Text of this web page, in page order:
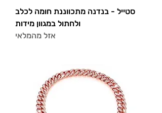
סטייל - בנדנה מתכווננת חומה לכלב
ולחתול במגוון מידות
אזל מהמלאי